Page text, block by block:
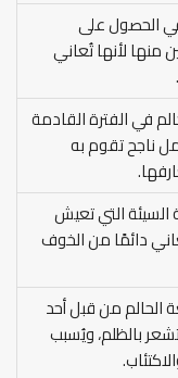
في الحصول على
منها لأنها تُعاني
في الفترة القادمة
ناجح تقوم به
السيئة التي تعيش
دائمًا من الخوف
من قبل أحد
بالظلم، ويُسبب